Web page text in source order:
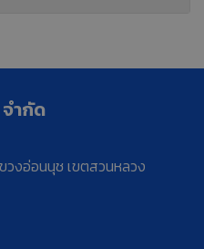
ำกัด
วงอ่อนนุช เขตสวนหลวง